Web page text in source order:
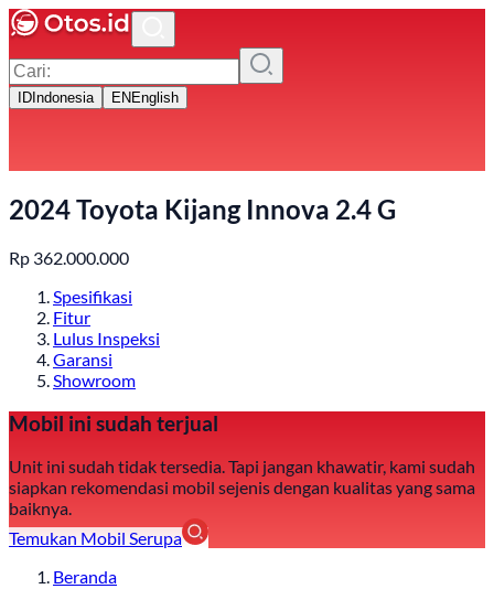
ID Indonesia EN English
2024 Toyota Kijang Innova 2.4 G
Rp 362.000.000
Spesifikasi
Fitur
Lulus Inspeksi
Garansi
Showroom
Mobil ini sudah terjual
Unit ini sudah tidak tersedia. Tapi jangan khawatir, kami sudah
siapkan rekomendasi mobil sejenis dengan kualitas yang sama
baiknya.
Temukan Mobil Serupa
Beranda